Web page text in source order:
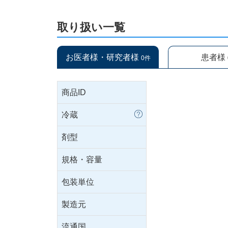
取り扱い一覧
お医者様・研究者様 0件 患者様
商品ID
冷蔵
剤型
規格・容量
包装単位
製造元